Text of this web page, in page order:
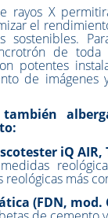
rayos X
el
sostenibles.
de
potentes
de
iQ
reológicas más
(FDN, mod.